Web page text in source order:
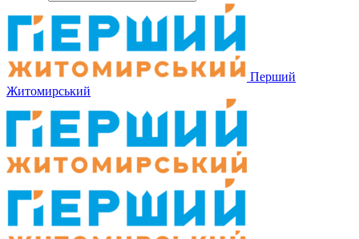
Перший
Житомирський